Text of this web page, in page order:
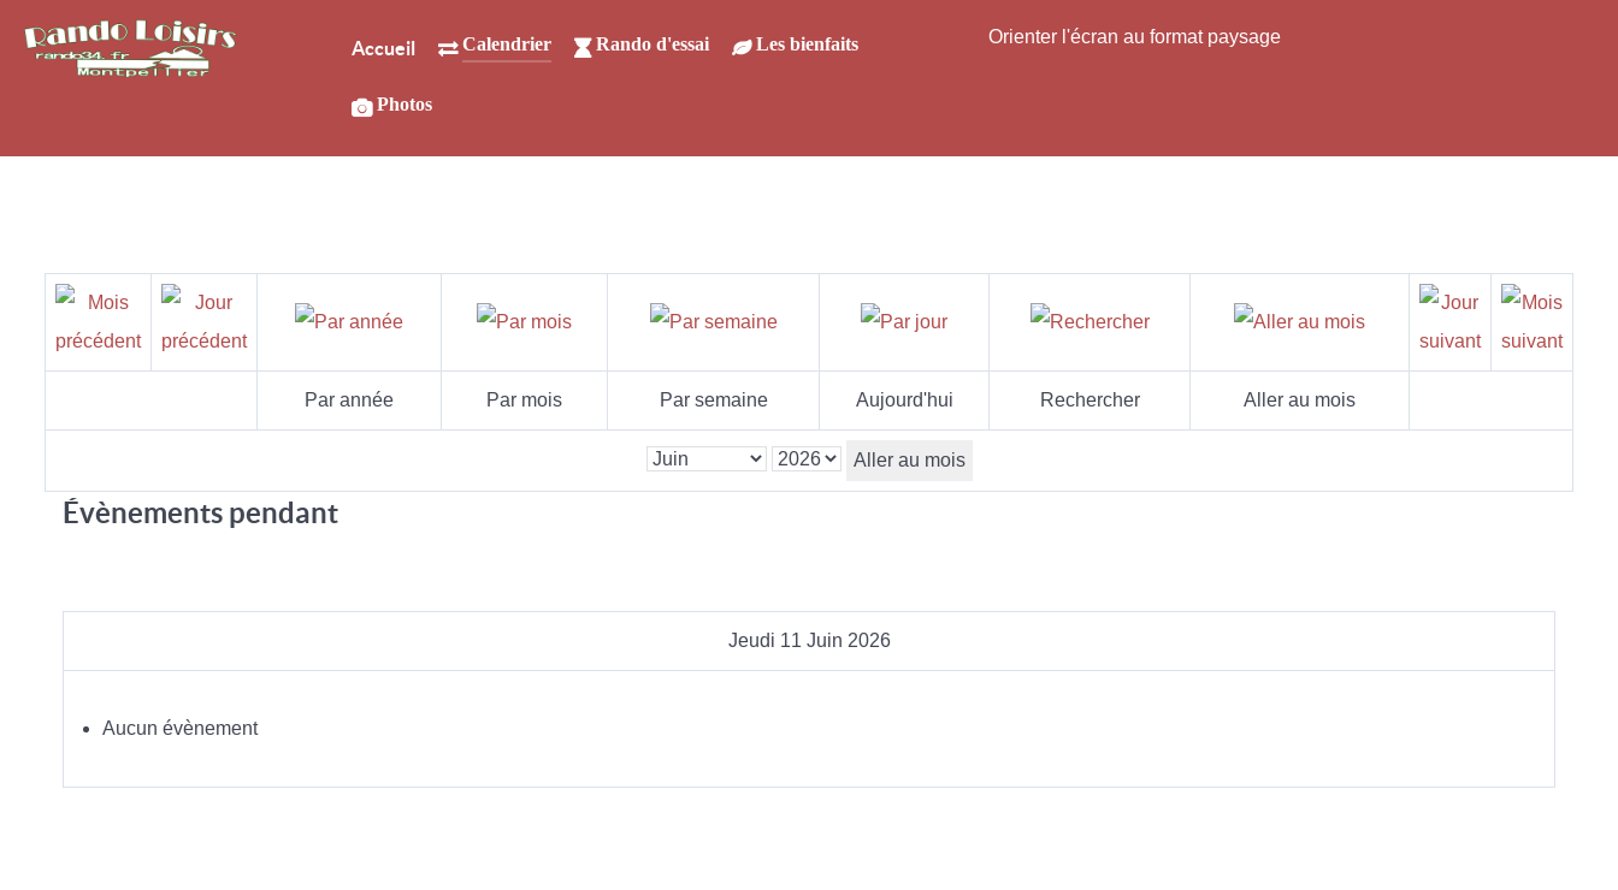
Accueil Calendrier Rando d'essai Les bienfaits
Photos
Orienter l'écran au format paysage
Par année Par mois Par semaine Aujourd'hui Rechercher Aller au mois
Aller au mois
Évènements pendant
Jeudi 11 Juin 2026
Aucun évènement